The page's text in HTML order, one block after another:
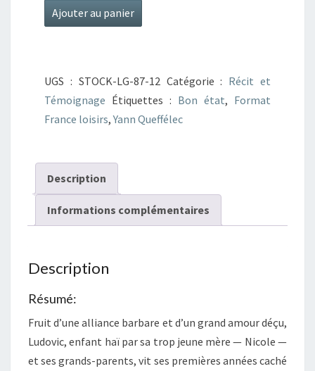
quantité
de
Barbares
Ajouter au panier
UGS : STOCK-LG-87-12 Catégorie : Récit et
Témoignage Étiquettes : Bon état, Format
France loisirs,Yann Queffélec
Description
Informations complémentaires
Description
Résumé:
Fruit d’une alliance barbare et d’un grand amour déçu,
Ludovic, enfant haï par sa trop jeune mère — Nicole —
et ses grands-parents, vit ses premières années caché